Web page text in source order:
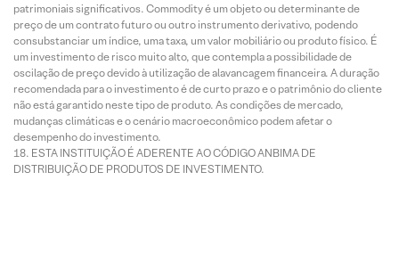
patrimoniais significativos. Commodity é um objeto ou determinante de
preço de um contrato futuro ou outro instrumento derivativo, podendo
consubstanciar um índice, uma taxa, um valor mobiliário ou produto físico. É
um investimento de risco muito alto, que contempla a possibilidade de
oscilação de preço devido à utilização de alavancagem financeira. A duração
recomendada para o investimento é de curto prazo e o patrimônio do cliente
não está garantido neste tipo de produto. As condições de mercado,
mudanças climáticas e o cenário macroeconômico podem afetar o
desempenho do investimento.
ESTA INSTITUIÇÃO É ADERENTE AO CÓDIGO ANBIMA DE
DISTRIBUIÇÃO DE PRODUTOS DE INVESTIMENTO.